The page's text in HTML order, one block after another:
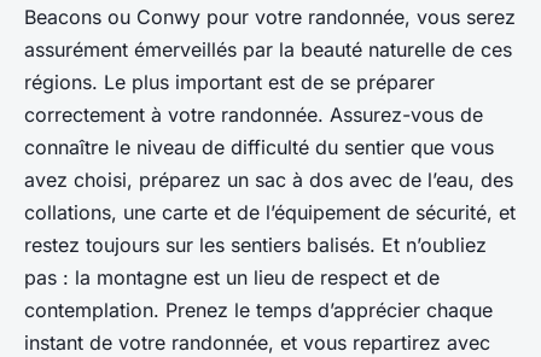
Beacons ou Conwy pour votre randonnée, vous serez
assurément émerveillés par la beauté naturelle de ces
régions. Le plus important est de se préparer
correctement à votre randonnée. Assurez-vous de
connaître le niveau de difficulté du sentier que vous
avez choisi, préparez un sac à dos avec de l’eau, des
collations, une carte et de l’équipement de sécurité, et
restez toujours sur les sentiers balisés. Et n’oubliez
pas : la montagne est un lieu de respect et de
contemplation. Prenez le temps d’apprécier chaque
instant de votre randonnée, et vous repartirez avec